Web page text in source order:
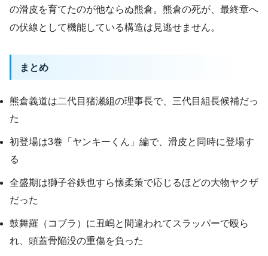
の滑皮を育てたのが他ならぬ熊倉。熊倉の死が、最終章へ
の伏線として機能している構造は見逃せません。
まとめ
熊倉義道は二代目猪瀬組の理事長で、三代目組長候補だっ
た
初登場は3巻「ヤンキーくん」編で、滑皮と同時に登場す
る
全盛期は獅子谷鉄也すら懐柔策で応じるほどの大物ヤクザ
だった
鼓舞羅（コブラ）に丑嶋と間違われてスラッパーで殴ら
れ、頭蓋骨陥没の重傷を負った